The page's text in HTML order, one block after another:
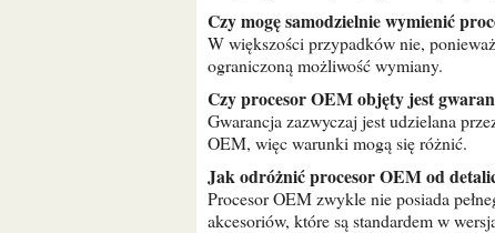
Czy mogę samodzielnie wymienić
W większości przypadków nie,
ograniczoną możliwość wymiany.
Czy procesor OEM objęty jest
Gwarancja zazwyczaj jest udzielana
OEM, więc warunki mogą się różnić.
Jak odróżnić procesor OEM od
Procesor OEM zwykle nie posiada
akcesoriów, które są standardem w